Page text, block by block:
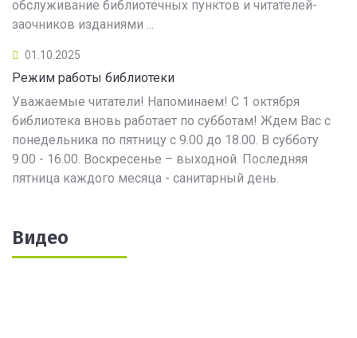
обслуживание библиотечных пунктов и читателей-
заочников изданиями ...
01.10.2025
Режим работы библиотеки
Уважаемые читатели! Напоминаем! С 1 октября
библиотека вновь работает по субботам! Ждем Вас с
понедельника по пятницу с 9.00 до 18.00. В субботу
9.00 - 16.00. Воскресенье – выходной. Последняя
пятница каждого месяца - санитарный день.
Видео